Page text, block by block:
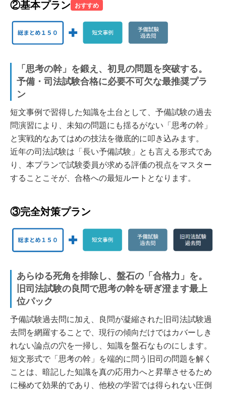
②基本プラン おすすめ
「思考の幹」を鍛え、初見の問題を突破する。
予備・司法試験合格に必要不可欠な最推奨プラ
ン
短文事例で習得した知識を土台として、予備試験の過去
問演習により、未知の問題にも揺るがない「思考の幹」
と実戦的なあてはめの技法を徹底的に叩き込みます。
近年の司法試験は「長い予備試験」とも言える形式であ
り、本プランで試験委員が求める評価の視点をマスター
することこそが、合格への最短ルートとなります。
③完全対策プラン
あらゆる死角を排除し、盤石の「合格力」を。
旧司法試験の良問で思考の幹を研ぎ澄ます最上
位パック
予備試験過去問に加え、良問が凝縮された旧司法試験過
去問を網羅することで、現行の傾向だけではカバーしき
れない論点の穴を一掃し、知識を盤石なものにします。
短文形式で「思考の幹」を端的に問う旧司の問題を解く
ことは、暗記した知識を真の応用力へと昇華させるため
に極めて効果的であり、他校の学習では得られない圧倒